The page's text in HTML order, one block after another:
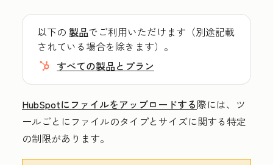
以下の 製品でご利用いただけます（別途記載
されている場合を除きます）。
すべての製品とプラン
HubSpotにファイルをアップロードする際には、ツ
ールごとにファイルのタイプとサイズに関する特定
の制限があります。